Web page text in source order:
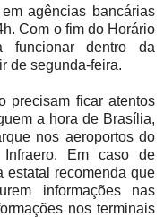
agências bancárias
Com o fim do Horário
dentro da
de segunda-feira.
precisam ficar atentos
a hora de Brasília,
nos aeroportos do
Em caso de
estatal recomenda que
informações nas
nos terminais